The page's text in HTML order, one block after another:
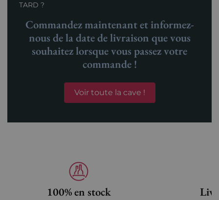
TARD ?
Commandez maintenant et informez-
nous de la date de livraison que vous
souhaitez lorsque vous passez votre
commande !
Voir toute la cave !
100% en stock